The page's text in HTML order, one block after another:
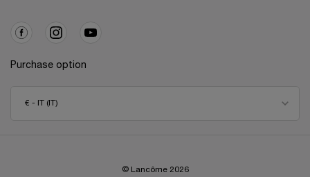
Purchase option
€ - IT (IT)
© Lancôme 2026